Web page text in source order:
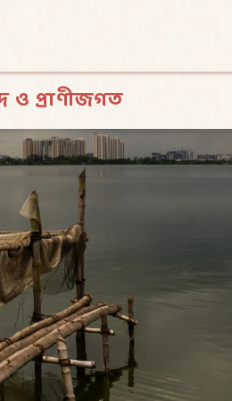
ও প্রাণীজগত